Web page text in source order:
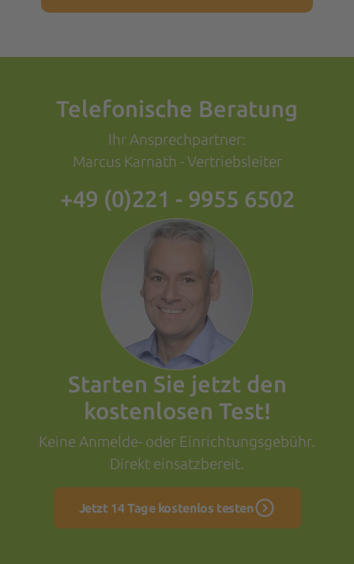
Telefonische Beratung
Ihr Ansprechpartner:
Marcus Karnath - Vertriebsleiter
+49 (0)221 - 9955 6502
Starten Sie jetzt den
kostenlosen Test!
Keine Anmelde- oder Einrichtungsgebühr.
Direkt einsatzbereit.
Jetzt 14 Tage kostenlos testen